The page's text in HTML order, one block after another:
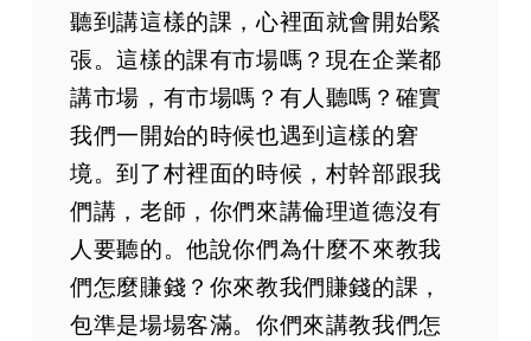
聽到講這樣的課，心裡面就會開始緊
張。這樣的課有市場嗎？現在企業都
講市場，有市場嗎？有人聽嗎？確實
我們一開始的時候也遇到這樣的窘
境。到了村裡面的時候，村幹部跟我
們講，老師，你們來講倫理道德沒有
人要聽的。他說你們為什麼不來教我
們怎麼賺錢？你來教我們賺錢的課，
包準是場場客滿。你們來講教我們怎